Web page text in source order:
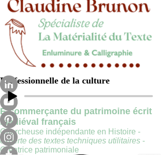
Professionnelle de la culture
E-commerçante du patrimoine écrit
médiéval français
Chercheuse indépendante en Histoire -
experte des textes techniques utilitaires -
Créatrice patrimoniale